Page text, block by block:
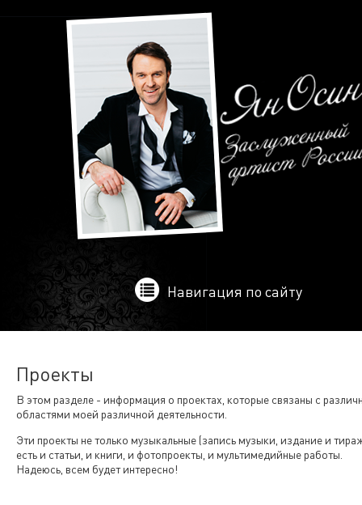
Навигация по сайту
Проекты
В этом разделе - информация о проектах, которые связаны с
областями моей различной деятельности.
Эти проекты не только музыкальные (запись музыки, издание и
есть и статьи, и книги, и фотопроекты, и мультимедийные работы.
Надеюсь, всем будет интересно!